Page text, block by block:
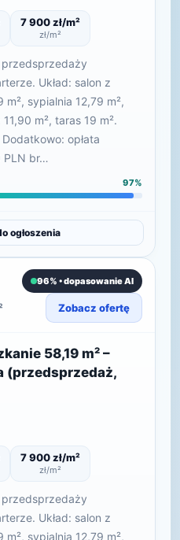
7 900 zł/m²
zł/m²
Układ: salon z
m², sypialnia 12,79 m²,
m², taras 19 m².
opłata
PLN br…
97%
ogłoszenia
96% • dopasowanie AI
Zobacz ofertę
58,19 m² –
(przedsprzedaż,
7 900 zł/m²
zł/m²
Układ: salon z
m², sypialnia 12,79 m²,